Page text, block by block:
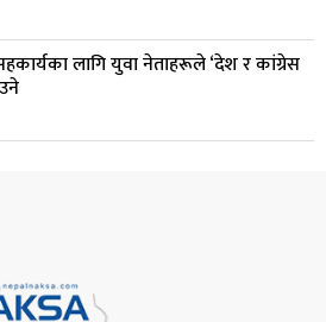
बागमती प्रदेश सरकारमा सहभागी नहुने
लागि युवा नेताहरूले ‘देश र कांग्रेस